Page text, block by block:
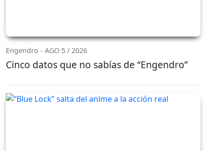
Engendro - AGO 5 / 2026
Cinco datos que no sabías de “Engendro”